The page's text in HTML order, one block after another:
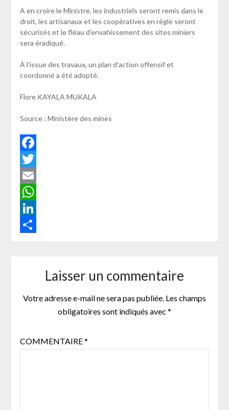
A en croire le Ministre, les industriels seront remis dans le
droit, les artisanaux et les coopératives en règle seront
sécurisés et le fléau d’envahissement des sites miniers
sera éradiqué.
À l’issue des travaux, un plan d’action offensif et
coordonné a été adopté.
Flore KAYALA MUKALA
Source : Ministère des mines
Facebook
Twitter
Email
WhatsApp
LinkedIn
Laisser un commentaire
Votre adresse e-mail ne sera pas publiée. Les champs
obligatoires sont indiqués avec *
COMMENTAIRE*